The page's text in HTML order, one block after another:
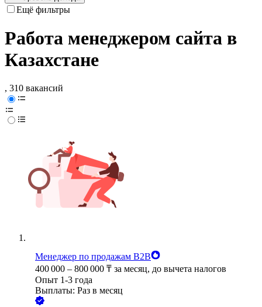
Ещё фильтры
Работа менеджером сайта в
Казахстане
, 310 вакансий
Менеджер по продажам B2B
400 000 – 800 000 ₸ за месяц, до вычета налогов
Опыт 1-3 года
Выплаты: Раз в месяц